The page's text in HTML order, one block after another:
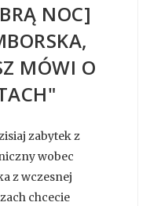
NOC]
MÓWI O
zabytek z
wobec
z wczesnej
chcecie